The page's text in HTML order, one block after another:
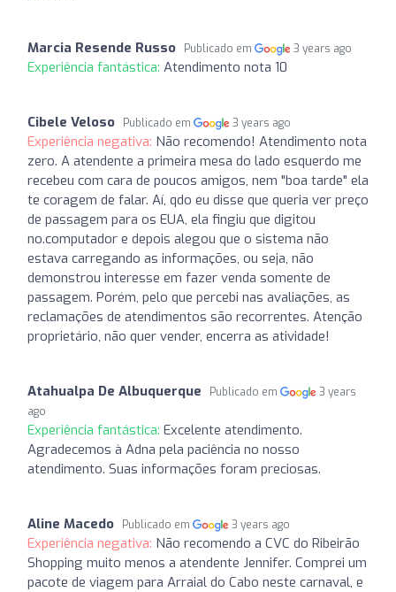
Marcia Resende Russo Publicado em 3 years ago
Experiência fantástica: Atendimento nota 10
Cibele Veloso Publicado em 3 years ago
Experiência negativa: Não recomendo! Atendimento nota
zero. A atendente a primeira mesa do lado esquerdo me
recebeu com cara de poucos amigos, nem "boa tarde" ela
te coragem de falar. Aí, qdo eu disse que queria ver preço
de passagem para os EUA, ela fingiu que digitou
no.computador e depois alegou que o sistema não
estava carregando as informações, ou seja, não
demonstrou interesse em fazer venda somente de
passagem. Porém, pelo que percebi nas avaliações, as
reclamações de atendimentos são recorrentes. Atenção
proprietário, não quer vender, encerra as atividade!
Atahualpa De Albuquerque Publicado em
3 years
ago
Experiência fantástica: Excelente atendimento.
Agradecemos à Adna pela paciência no nosso
atendimento. Suas informações foram preciosas.
Aline Macedo Publicado em 3 years ago
Experiência negativa: Não recomendo a CVC do Ribeirão
Shopping muito menos a atendente Jennifer. Comprei um
pacote de viagem para Arraial do Cabo neste carnaval, e